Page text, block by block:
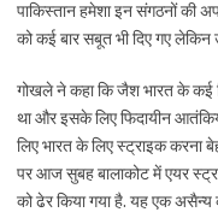
पाकिस्तान हमेशा इन संगठनों की
को कई बार सबूत भी दिए गए
गोखले ने कहा कि जैश भारत के कई
था और इसके लिए फिदायीन
लिए भारत के लिए स्ट्राइक करना
पर आज सुबह बालाकोट में एयर
को ढेर किया गया है. यह एक असैन्य